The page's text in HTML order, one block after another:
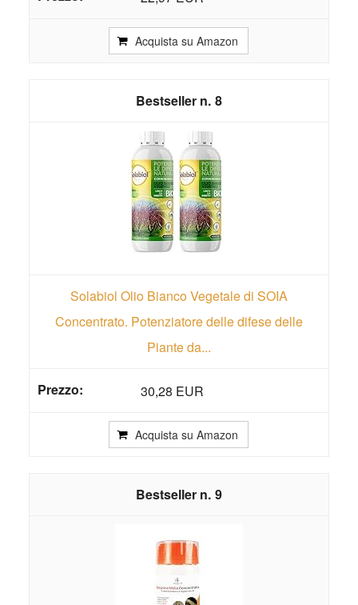
Acquista su Amazon
8
Solabiol Olio Bianco Vegetale di SOIA
Concentrato. Potenziatore delle difese delle
Piante da...
30,28 EUR
Acquista su Amazon
9